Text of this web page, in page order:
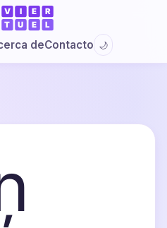
deContacto 🌙